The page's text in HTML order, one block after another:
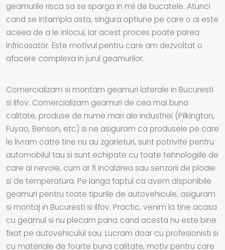
geamurile risca sa se sparga in mii de bucatele. Atunci
cand se intampla asta, singura optiune pe care o ai este
aceea de a le inlocui, iar acest proces poate parea
infricosator. Este motivul pentru care am dezvoltat o
afacere complexa in jurul geamurilor.
Comercializam si montam geamuri laterale in Bucuresti
si Ilfov. Comercializam geamuri de cea mai buna
calitate, produse de nume mari ale industriei (Pilkington,
Fuyao, Benson, etc) si ne asiguram ca produsele pe care
le livram catre tine nu au zgarieturi, sunt potrivite pentru
automobilul tau si sunt echipate cu toate tehnologiile de
care ai nevoie, cum ar fi incalzirea sau senzorii de ploaie
si de temperatura. Pe langa faptul ca avem disponibile
geamuri pentru toate tipurile de autovehicule, asiguram
si montaj in Bucuresti si Ilfov. Practic, venim la tine acasa
cu geamul si nu plecam pana cand acesta nu este bine
fixat pe autovehiculul sau. Lucram doar cu profesionisti si
cu materiale de foarte buna calitate, motiv pentru care